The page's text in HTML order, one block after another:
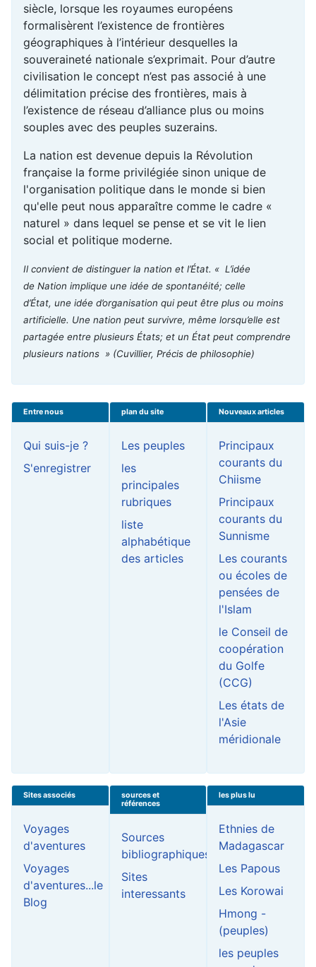
siècle, lorsque les royaumes européens
formalisèrent l’existence de frontières
géographiques à l’intérieur desquelles la
souveraineté nationale s’exprimait. Pour d’autre
civilisation le concept n’est pas associé à une
délimitation précise des frontières, mais à
l’existence de réseau d’alliance plus ou moins
souples avec des peuples suzerains.
La nation est devenue depuis la Révolution
française la forme privilégiée sinon unique de
l'organisation politique dans le monde si bien
qu'elle peut nous apparaître comme le cadre «
naturel » dans lequel se pense et se vit le lien
social et politique moderne.
Il convient de distinguer la nation et l’État. « L’idée
de Nation implique une idée de spontanéité; celle
d’État, une idée d’organisation qui peut être plus ou moins
artificielle. Une nation peut survivre, même lorsqu’elle est
partagée entre plusieurs États; et un État peut comprendre
plusieurs nations » (Cuvillier, Précis de philosophie)
Entre nous
Qui suis-je ?
S'enregistrer
plan du site
Les peuples
les
principales
rubriques
liste
alphabétique
des articles
Nouveaux articles
Principaux
courants du
Chiisme
Principaux
courants du
Sunnisme
Les courants
ou écoles de
pensées de
l'Islam
le Conseil de
coopération
du Golfe
(CCG)
Les états de
l'Asie
méridionale
Sites associés
Voyages
d'aventures
Voyages
d'aventures...le
Blog
sources et
références
Sources
bibliographiques
Sites
interessants
les plus lu
Ethnies de
Madagascar
Les Papous
Les Korowai
Hmong -
(peuples)
les peuples